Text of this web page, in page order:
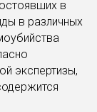
в
в различных
экспертизы,